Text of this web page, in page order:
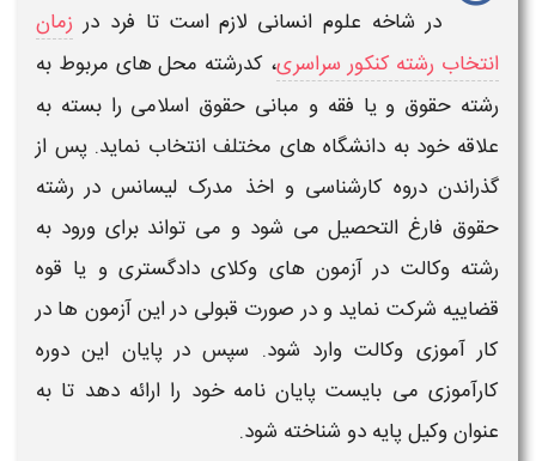
درشاخه علوم انسانی لازم است تا فرد در زمان
انتخاب رشته کنکور سراسری، کدرشته محل های مربوط به
رشته حقوق و یا فقه و مبانی حقوق اسلامی را بسته به
علاقه خود به دانشگاه های مختلف انتخاب نماید. پس از
گذراندندروه کارشناسیو اخذ مدرک لیسانسدر رشته
حقوق فارغ التحصیل می شود و می تواند برای ورود به
رشته وکالت در آزمون های وکلای دادگستری و یا قوه
قضاییه شرکت نماید و در صورت قبولی در این آزمون ها در
کار آموزی وکالتوارد شود. سپس در پایان این دوره
کارآموزی می بایست پایان نامه خود را ارائه دهد تا به
عنوانوکیل پایه دو شناخته شود.